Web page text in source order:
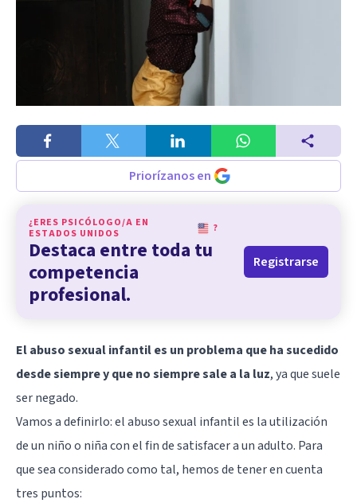
Priorízanos en
¿ERES PSICÓLOGO/A EN
ESTADOS UNIDOS
?
Destaca entre toda tu
competencia
profesional.
Registrarse
El abuso sexual infantil es un problema que ha sucedido
desde siempre y que no siempre sale a la luz, ya que suele
ser negado.
Vamos a definirlo: el abuso sexual infantil es la utilización
de un niño o niña con el fin de satisfacer a un adulto. Para
que sea considerado como tal, hemos de tener en cuenta
tres puntos: